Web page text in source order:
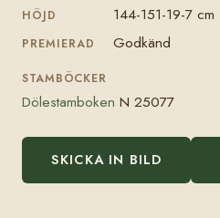
HÖJD 144-151-19-7 cm
PREMIERAD Godkänd
STAMBÖCKER
Dölestamboken N 25077
SKICKA IN BILD